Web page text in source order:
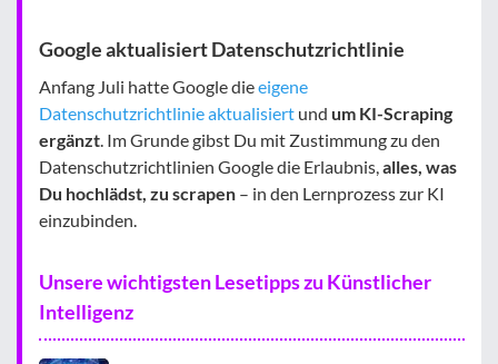
Google aktualisiert Datenschutzrichtlinie
Anfang Juli hatte Google dieeigene
Datenschutzrichtlinie aktualisiert und um KI-Scraping
ergänzt. Im Grunde gibst Du mit Zustimmung zu den
Datenschutzrichtlinien Google die Erlaubnis,alles, was
Du hochlädst, zu scrapen – in den Lernprozess zur KI
einzubinden.
Unsere wichtigsten Lesetipps zu Künstlicher
Intelligenz